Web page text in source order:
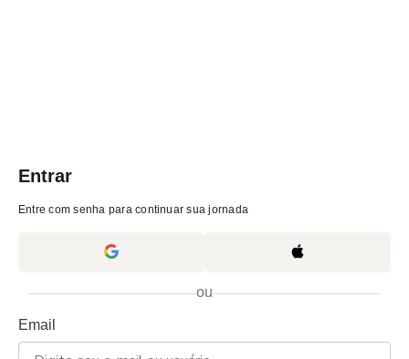
Entrar
Entre com senha para continuar sua jornada
ou
Email